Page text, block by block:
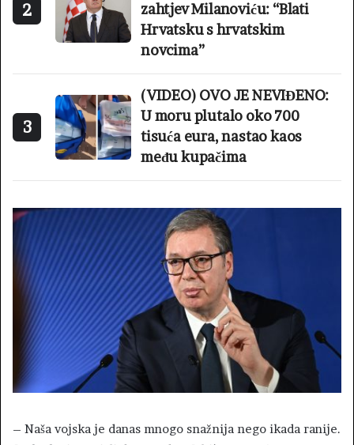
2
zahtjev Milanoviću: “Blati
Hrvatsku s hrvatskim
novcima”
3
(VIDEO) OVO JE NEVIĐENO:
U moru plutalo oko 700
tisuća eura, nastao kaos
među kupačima
– Naša vojska je danas mnogo snažnija nego ikada ranije.